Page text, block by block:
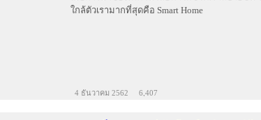
ใกล้ตัวเรามากที่สุดคือ Smart Home
4 ธันวาคม 2562 6,407